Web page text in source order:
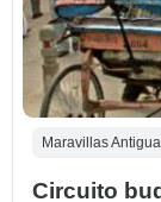
Maravillas
Circuito